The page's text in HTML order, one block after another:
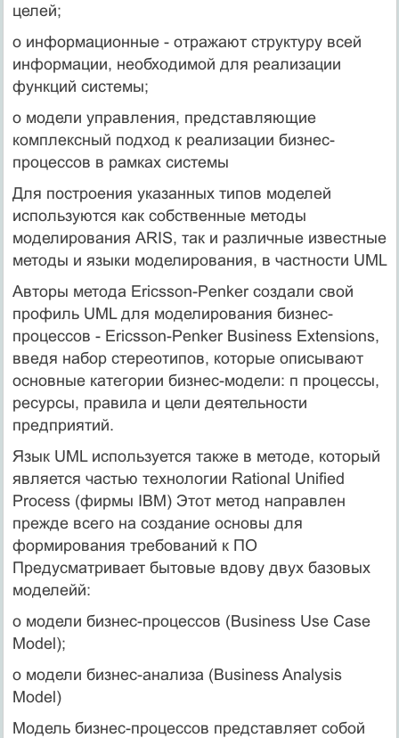
целей;
o информационные - отражают структуру всей
информации, необходимой для реализации
функций системы;
o модели управления, представляющие
комплексный подход к реализации бизнес-
процессов в рамках системы
Для построения указанных типов моделей
используются как собственные методы
моделирования ARIS, так и различные известные
методы и языки моделирования, в частности UML
Авторы метода Ericsson-Penker создали свой
профиль UML для моделирования бизнес-
процессов - Ericsson-Penker Business Extensions,
введя набор стереотипов, которые описывают
основные категории бизнес-модели: п процессы,
ресурсы, правила и цели деятельности
предприятий.
Язык UML используется также в методе, который
является частью технологии Rational Unified
Process (фирмы IBM) Этот метод направлен
прежде всего на создание основы для
формирования требований к ПО
Предусматривает бытовые вдову двух базовых
моделейй:
o модели бизнес-процессов (Business Use Case
Model);
o модели бизнес-анализа (Business Analysis
Model)
Модель бизнес-процессов представляет собой